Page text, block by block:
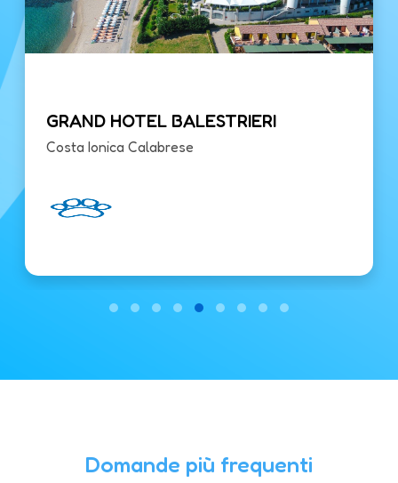
GRAND HOTEL BALESTRIERI
Costa Ionica Calabrese
Domande più frequenti